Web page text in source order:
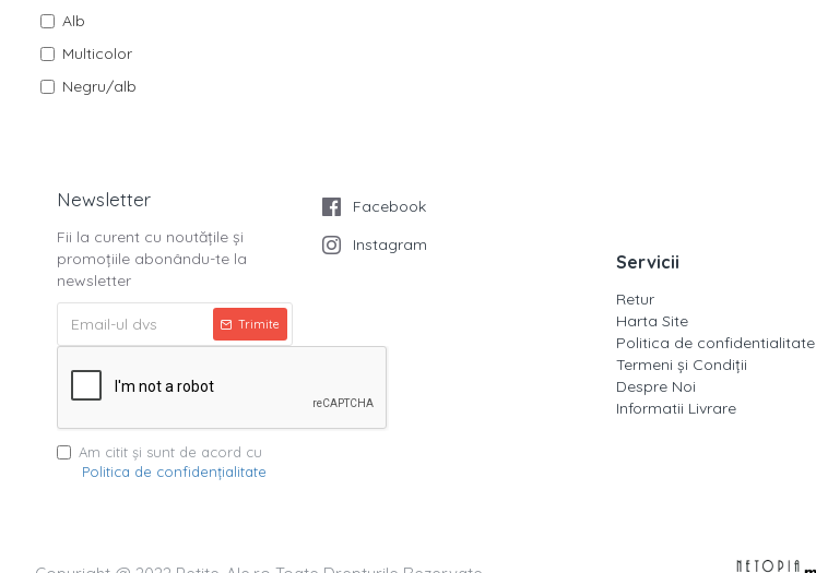
Alb
Multicolor
Negru/alb
Newsletter
Fii la curent cu noutățile și
promoțiile abonându-te la
newsletter
Trimite
Am citit şi sunt de acord cu
Politica de confidenţialitate
Facebook
Instagram
Servicii
Retur
Harta Site
Politica de confidentialitate
Termeni și Condiții
Despre Noi
Informatii Livrare